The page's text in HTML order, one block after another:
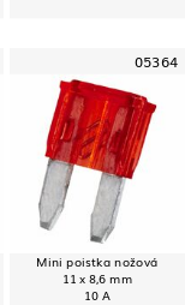
05364
Mini poistka nožová
11 x 8,6 mm
10 A